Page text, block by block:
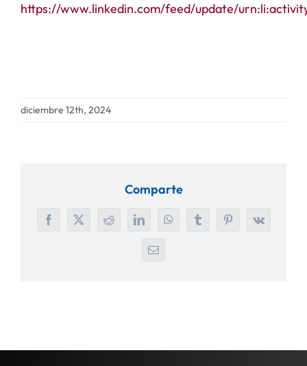
https://www.linkedin.com/feed/update/
diciembre 12th, 2024
Comparte
Facebook
X RedditLinkedInWhatsAppTumblrPinterest
Vk
Correo